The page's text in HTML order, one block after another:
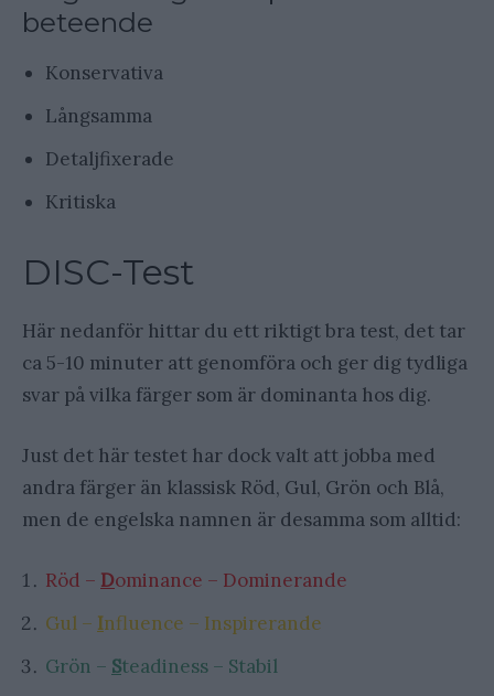
beteende
Konservativa
Långsamma
Detaljfixerade
Kritiska
DISC-Test
Här nedanför hittar du ett riktigt bra test, det tar
ca 5-10 minuter att genomföra och ger dig tydliga
svar på vilka färger som är dominanta hos dig.
Just det här testet har dock valt att jobba med
andra färger än klassisk Röd, Gul, Grön och Blå,
men de engelska namnen är desamma som alltid:
Röd – Dominance – Dominerande
Gul – Influence – Inspirerande
Grön – Steadiness – Stabil